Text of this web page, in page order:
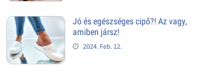
Jó és egészséges cipő?! Az vagy,
amiben jársz!
2024. Feb. 12.